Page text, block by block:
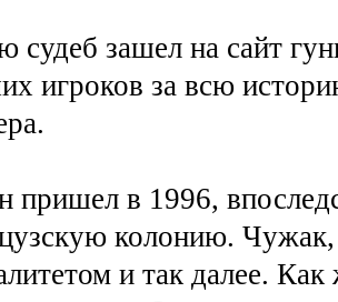
судеб зашел на сайт
игроков за всю
пришел в 1996,
колонию.
и так далее.